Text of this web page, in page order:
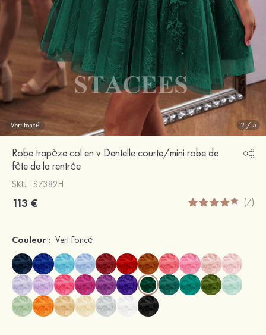
Vert Foncé 2 /5
Robe trapèze col en v Dentelle courte/mini robe de
fête de la rentrée
SKU : S7382H
113 € (7)
Couleur : Vert Foncé